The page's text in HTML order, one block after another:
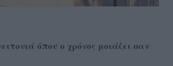
όπου ο χρόνος μοιάζει σαν